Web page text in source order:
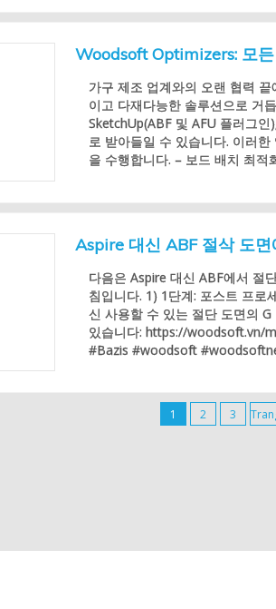
Woodsoft Optimizers: 모
가구 제조 업계와의 오랜 협력
이고 다재다능한 솔루션으로 거
SketchUp(ABF 및 AFU 플러그
로 받아들일 수 있습니다. 이러
을 수행합니다. – 보드 배치 최적
Aspire 대신 ABF 절삭 도
다음은 Aspire 대신 ABF에서 절
침입니다. 1) 1단계: 포스트 프로
신 사용할 수 있는 절단 도면의
있습니다: https://woodsoft.vn/
#Bazis #woodsoft
1 2 3